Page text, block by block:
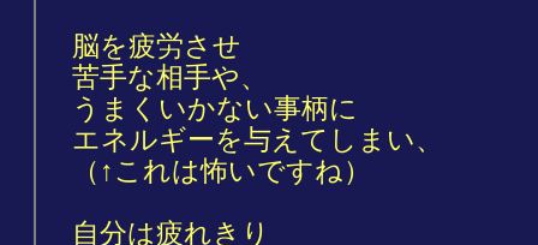
脳を疲労させ
苦手な相手や、
うまくいかない事柄に
エネルギーを与えてしまい、
（↑これは怖いですね）
自分は疲れきり